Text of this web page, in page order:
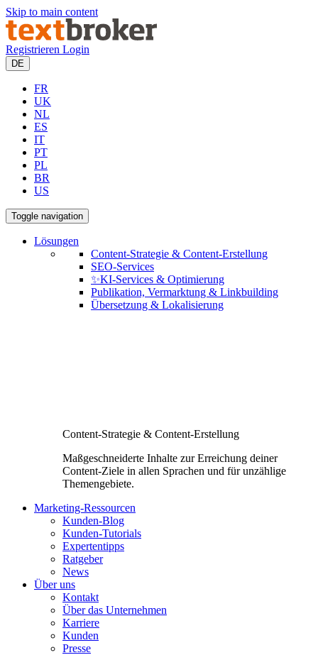
Skip to main content
Registrieren Login
DE
FR
UK
NL
ES
IT
PT
PL
BR
US
Toggle navigation
Lösungen
Content-Strategie & Content-Erstellung
SEO-Services
✨KI-Services & Optimierung
Publikation, Vermarktung & Linkbuilding
Übersetzung & Lokalisierung
Content-Strategie & Content-Erstellung
Maßgeschneiderte Inhalte zur Erreichung deiner
Content-Ziele in allen Sprachen und für unzählige
Themengebiete.
Marketing-Ressourcen
Kunden-Blog
Kunden-Tutorials
Expertentipps
Ratgeber
News
Über uns
Kontakt
Über das Unternehmen
Karriere
Kunden
Presse